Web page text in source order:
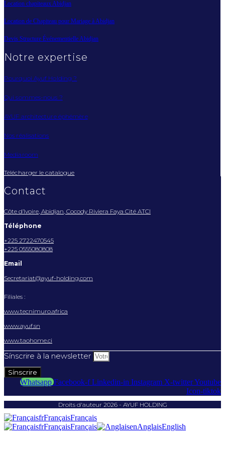
Location chapiteaux Abidjan
Location de Chapiteau pour Mariage à Abidjan
Devis Structure Événementielle Abidjan
Notre expertise
Pourquoi Ayuf Holding ?
Qui sommes-nous ?
AYUF architecture éphémère
Nos réalisations
Mediaroom
Télécharger le catalogue
Contact
Côte d’Ivoire, Abidjan, Cocody Riviera Faya Cité ATCI
Téléphone
+225 2722470545
+225 0555080808
Email
Secretariat@ayuf-holding.com
Filiales :
www.tecnimuro.africa
www.ayuf.sn
www.taohome.ci
Sínscrire à la newsletter
Sínscrire
Whatsapp Facebook-f Linkedin-in Instagram X-twitterYoutube
Icon-tiktok
Droits d'auteur 2026 - AYUF HOLDING
frFrançaisFrançais
frFrançaisFrançais enAnglaisEnglish